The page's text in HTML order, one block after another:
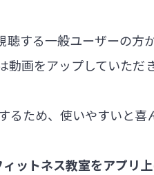
聴する一般ユーザーの
動画をアップしていた
ため、使いやすいと喜
ットネス教室をアプリ